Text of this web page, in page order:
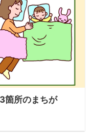
箇所のまちが